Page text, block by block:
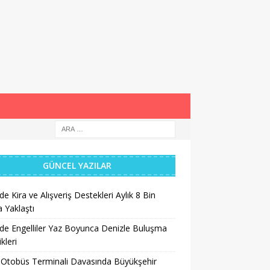
GÜNCEL YAZILAR
Kira ve Alışveriş Destekleri Aylık 8 Bin
Yaklaştı
Engelliler Yaz Boyunca Denizle Buluşma
Terminali Davasında Büyükşehir